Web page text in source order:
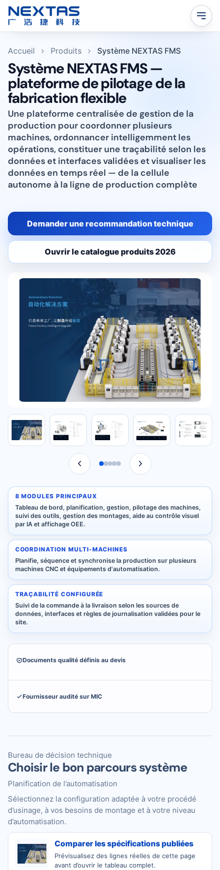
Accueil Produits Système NEXTAS FMS
Système NEXTAS FMS —
plateforme de pilotage de la
fabrication flexible
Une plateforme centralisée de gestion de la
production pour coordonner plusieurs
machines, ordonnancer intelligemment les
opérations, constituer une traçabilité selon les
données et interfaces validées et visualiser les
données en temps réel — de la cellule
autonome à la ligne de production complète
8 MODULES PRINCIPAUX
Tableau de bord, planification, gestion, pilotage des machines,
suivi des outils, gestion des montages, aide au contrôle visuel
par IA et affichage OEE.
COORDINATION MULTI-MACHINES
Planifie, séquence et synchronise la production sur plusieurs
machines CNC et équipements d'automatisation.
TRAÇABILITÉ CONFIGURÉE
Suivi de la commande à la livraison selon les sources de
données, interfaces et règles de journalisation validées pour le
site.
Demander une recommandation technique
Ouvrir le catalogue produits 2026
Documents qualité définis au devis
Fournisseur audité sur MIC
Bureau de décision technique
Choisir le bon parcours système
Planification de l’automatisation
Sélectionnez la configuration adaptée à votre procédé
d’usinage, à vos besoins de montage et à votre niveau
d’automatisation.
Comparer les spécifications publiées
Prévisualisez des lignes réelles de cette page
avant d’ouvrir le tableau complet.